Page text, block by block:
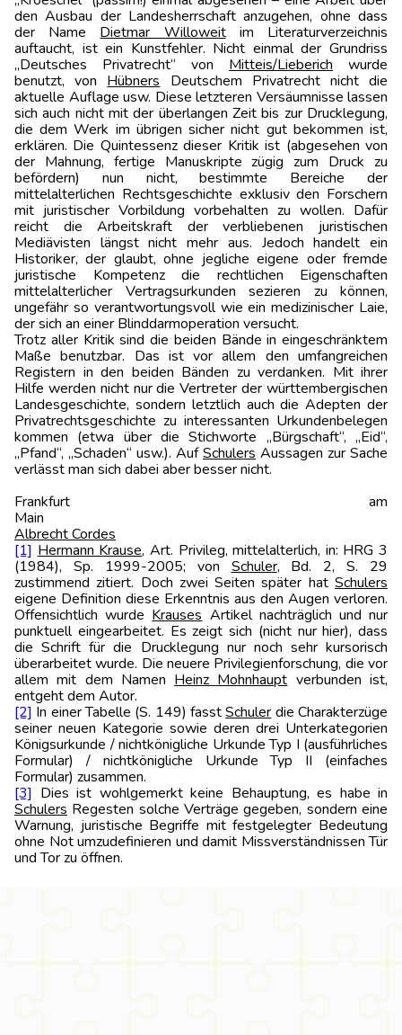
den Ausbau der Landesherrschaft anzugehen, ohne dass
der Name Dietmar Willoweitim Literaturverzeichnis
auftaucht, ist ein Kunstfehler. Nicht einmal der Grundriss
„Deutsches Privatrecht“ von Mitteis/Lieberich wurde
benutzt, von Hübners Deutschem Privatrecht nicht die
aktuelle Auflage usw. Diese letzteren Versäumnisse lassen
sich auch nicht mit der überlangen Zeit bis zur Drucklegung,
die dem Werk im übrigen sicher nicht gut bekommen ist,
erklären. Die Quintessenz dieser Kritik ist (abgesehen von
der Mahnung, fertige Manuskripte zügig zum Druck zu
befördern) nun nicht, bestimmte Bereiche der
mittelalterlichen Rechtsgeschichte exklusiv den Forschern
mit juristischer Vorbildung vorbehalten zu wollen. Dafür
reicht die Arbeitskraft der verbliebenen juristischen
Mediävisten längst nicht mehr aus. Jedoch handelt ein
Historiker, der glaubt, ohne jegliche eigene oder fremde
juristische Kompetenz die rechtlichen Eigenschaften
mittelalterlicher Vertragsurkunden sezieren zu können,
ungefähr so verantwortungsvoll wie ein medizinischer Laie,
der sich an einer Blinddarmoperation versucht.
Trotz aller Kritik sind die beiden Bände in eingeschränktem
Maße benutzbar. Das ist vor allem den umfangreichen
Registern in den beiden Bänden zu verdanken. Mit ihrer
Hilfe werden nicht nur die Vertreter der württembergischen
Landesgeschichte, sondern letztlich auch die Adepten der
Privatrechtsgeschichte zu interessanten Urkundenbelegen
kommen (etwa über die Stichworte „Bürgschaft“, „Eid“,
„Pfand“, „Schaden“ usw.). AufSchulers Aussagen zur Sache
verlässt man sich dabei aber besser nicht.
Frankfurt am
Main
Albrecht Cordes
[1] Hermann Krause, Art. Privileg, mittelalterlich, in: HRG 3
(1984), Sp. 1999-2005; von Schuler, Bd. 2, S. 29
zustimmend zitiert. Doch zwei Seiten später hat Schulers
eigene Definition diese Erkenntnis aus den Augen verloren.
Offensichtlich wurde Krauses Artikel nachträglich und nur
punktuell eingearbeitet. Es zeigt sich (nicht nur hier), dass
die Schrift für die Drucklegung nur noch sehr kursorisch
überarbeitet wurde. Die neuere Privilegienforschung, die vor
allem mit dem Namen Heinz Mohnhaupt verbunden ist,
entgeht dem Autor.
[2] In einer Tabelle (S. 149) fasstSchuler die Charakterzüge
seiner neuen Kategorie sowie deren drei Unterkategorien
Königsurkunde / nichtkönigliche Urkunde Typ I (ausführliches
Formular) / nichtkönigliche Urkunde Typ II (einfaches
Formular) zusammen.
[3] Dies ist wohlgemerkt keine Behauptung, es habe in
Schulers Regesten solche Verträge gegeben, sondern eine
Warnung, juristische Begriffe mit festgelegter Bedeutung
ohne Not umzudefinieren und damit Missverständnissen Tür
und Tor zu öffnen.